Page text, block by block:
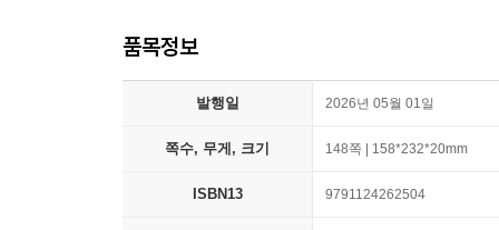
품목정보
발행일 2026년 05월 01일
쪽수, 무게, 크기 148쪽 | 158*232*20mm
ISBN13 9791124262504